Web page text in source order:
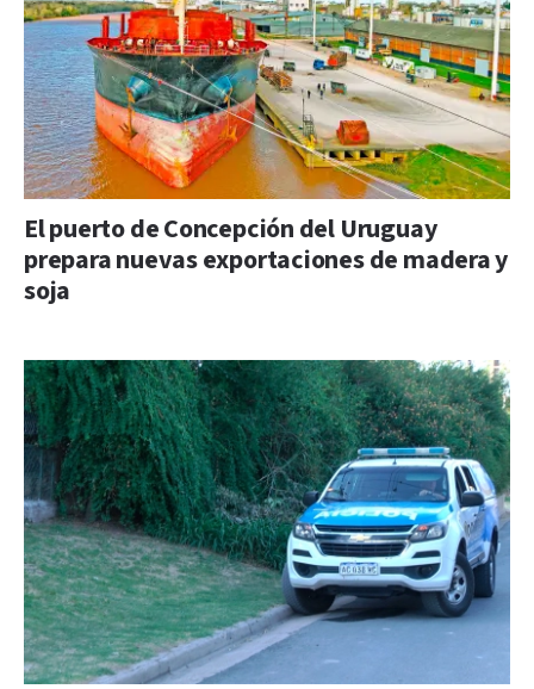
El puerto de Concepción del Uruguay
prepara nuevas exportaciones de madera y
soja